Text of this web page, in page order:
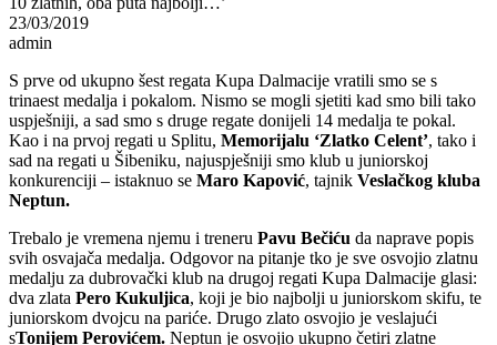
23/03/2019
admin
S prve od ukupno šest regata Kupa Dalmacije vratili smo se s
trinaest medalja i pokalom. Nismo se mogli sjetiti kad smo bili tako
uspješniji, a sad smo s druge regate donijeli 14 medalja te pokal.
Kao i na prvoj regati u Splitu, Memorijalu ‘Zlatko Celent’, tako i
sad na regati u Šibeniku, najuspješniji smo klub u juniorskoj
konkurenciji – istaknuo se Maro Kapović, tajnik Veslačkog kluba
Neptun.
Trebalo je vremena njemu i treneru Pavu Bečiću da naprave popis
svih osvajača medalja. Odgovor na pitanje tko je sve osvojio zlatnu
medalju za dubrovački klub na drugoj regati Kupa Dalmacije glasi:
dva zlata Pero Kukuljica, koji je bio najbolji u juniorskom skifu, te
juniorskom dvojcu na pariće. Drugo zlato osvojio je veslajući
sTonijem Perovićem. Neptun je osvojio ukupno četiri zlatne